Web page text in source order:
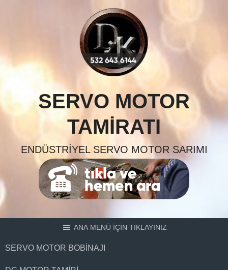
SERVO MOTOR
TAMIRATI
ENDÜSTRIYEL SERVO MOTOR SARIMI
ANA MENÜ İÇİN TIKLAYINIZ
SERVO MOTOR BOBINAJI